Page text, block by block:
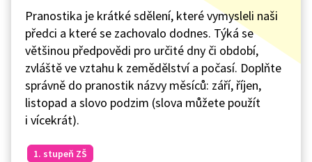
Pranostika je krátké sdělení, které vymysleli naši
předci a které se zachovalo dodnes. Týká se
většinou předpovědi pro určité dny či období,
zvláště ve vztahu k zemědělství a počasí. Doplňte
správně do pranostik názvy měsíců: září, říjen,
listopad a slovo podzim (slova můžete použít
i vícekrát).
1. stupeň ZŠ